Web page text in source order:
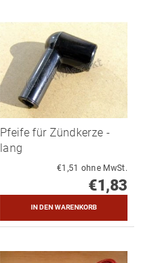
Pfeife für Zündkerze -
lang
€1,51 ohne MwSt.
€1,83